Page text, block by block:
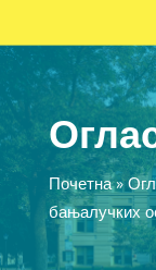
Почетна»
бањалучких